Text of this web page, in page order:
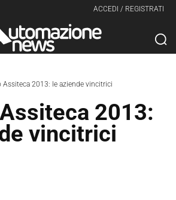
ACCEDI / REGISTRATI
Assiteca 2013: le aziende vincitrici
2013:
vincitrici